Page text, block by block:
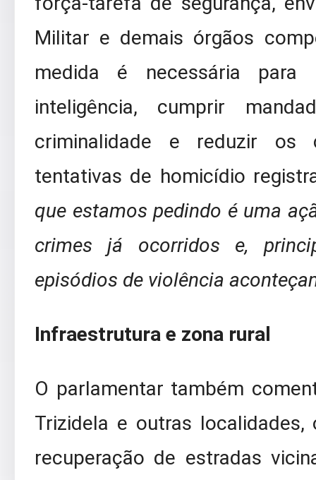
Militar e demais órgãos
medida é necessária
inteligência, cumprir
criminalidade e reduzir os
tentativas de homicídio
que estamos pedindo é uma
crimes já ocorridos e,
episódios de violência
Infraestrutura e zona rural
O parlamentar também
Trizidela e outras
recuperação de estradas